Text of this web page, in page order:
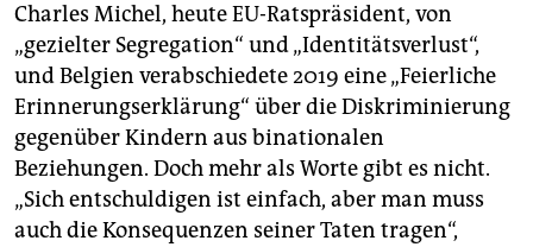
Charles Michel, heute EU-Ratspräsident, von
„gezielter Segregation“ und „Identitätsverlust“,
und Belgien verabschiedete 2019 eine „Feierliche
Erinnerungserklärung“ über die Diskriminierung
gegenüber Kindern aus binationalen
Beziehungen. Doch mehr als Worte gibt es nicht.
„Sich entschuldigen ist einfach, aber man muss
auch die Konsequenzen seiner Taten tragen“,